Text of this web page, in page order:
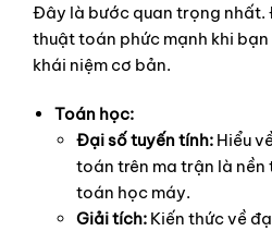
Đây là bước quan trọng
thuật toán phức mạnh khi
khái niệm cơ bản.
Toán học:
Đại số tuyến tính: Hiểu
toán trên ma trận là
toán học máy.
Giải tích: Kiến thức về